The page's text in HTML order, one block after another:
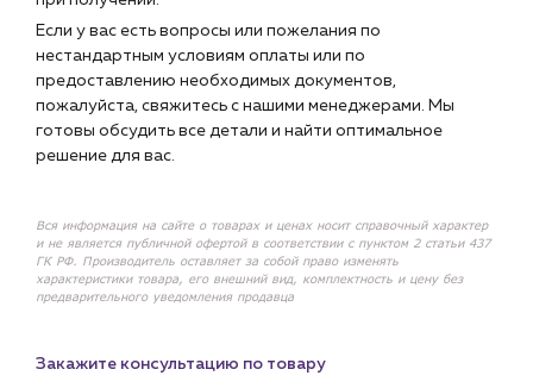
Если у вас есть вопросы или пожелания по
нестандартным условиям оплаты или по
предоставлению необходимых документов,
пожалуйста, свяжитесь с нашими менеджерами. Мы
готовы обсудить все детали и найти оптимальное
решение для вас.
Вся информация на сайте о товарах и ценах носит справочный характер
и не является публичной офертой в соответствии с пунктом 2 статьи 437
ГК РФ. Производитель оставляет за собой право изменять
характеристики товара, его внешний вид, комплектность и цену без
предварительного уведомления продавца
Закажите консультацию по товару